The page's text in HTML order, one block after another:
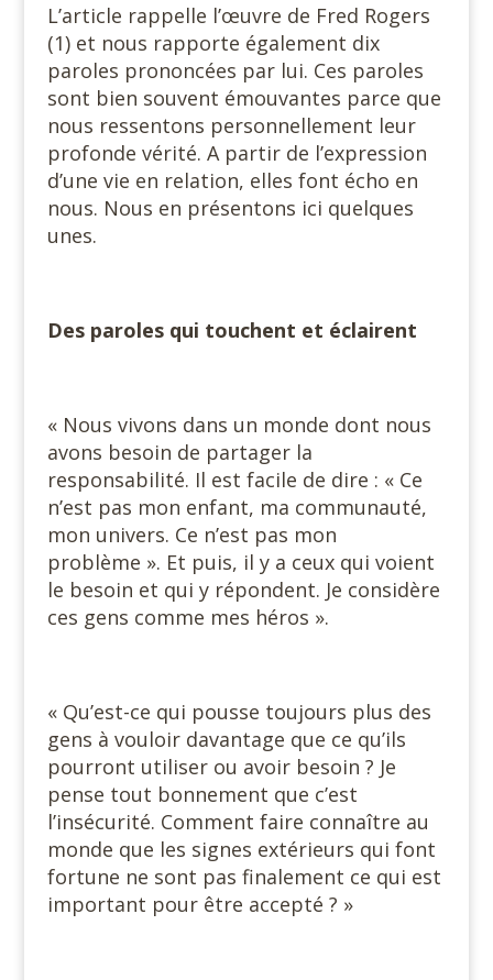
L’article rappelle l’œuvre de Fred Rogers
(1) et nous rapporte également dix
paroles prononcées par lui. Ces paroles
sont bien souvent émouvantes parce que
nous ressentons personnellement leur
profonde vérité. A partir de l’expression
d’une vie en relation, elles font écho en
nous. Nous en présentons ici quelques
unes.
Des paroles qui touchent et éclairent
« Nous vivons dans un monde dont nous
avons besoin de partager la
responsabilité. Il est facile de dire : « Ce
n’est pas mon enfant, ma communauté,
mon univers. Ce n’est pas mon
problème ». Et puis, il y a ceux qui voient
le besoin et qui y répondent. Je considère
ces gens comme mes héros ».
« Qu’est-ce qui pousse toujours plus des
gens à vouloir davantage que ce qu’ils
pourront utiliser ou avoir besoin ? Je
pense tout bonnement que c’est
l’insécurité. Comment faire connaître au
monde que les signes extérieurs qui font
fortune ne sont pas finalement ce qui est
important pour être accepté ? »